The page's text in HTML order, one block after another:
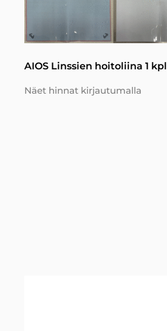
AIOS Linssien hoitoliina 1 kpl
Näet hinnat kirjautumalla